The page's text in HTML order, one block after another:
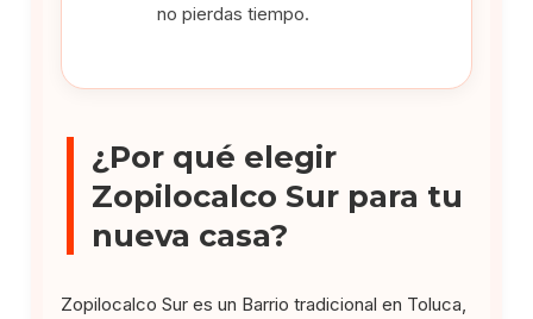
no pierdas tiempo.
¿Por qué elegir
Zopilocalco Sur para tu
nueva casa?
Zopilocalco Sur es un Barrio tradicional en Toluca,